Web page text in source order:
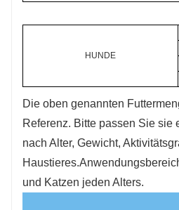
HUNDE
Die oben genannten
Referenz. Bitte passen Sie sie
nach Alter, Gewicht,
Haustieres.
und Katzen jeden Alters.